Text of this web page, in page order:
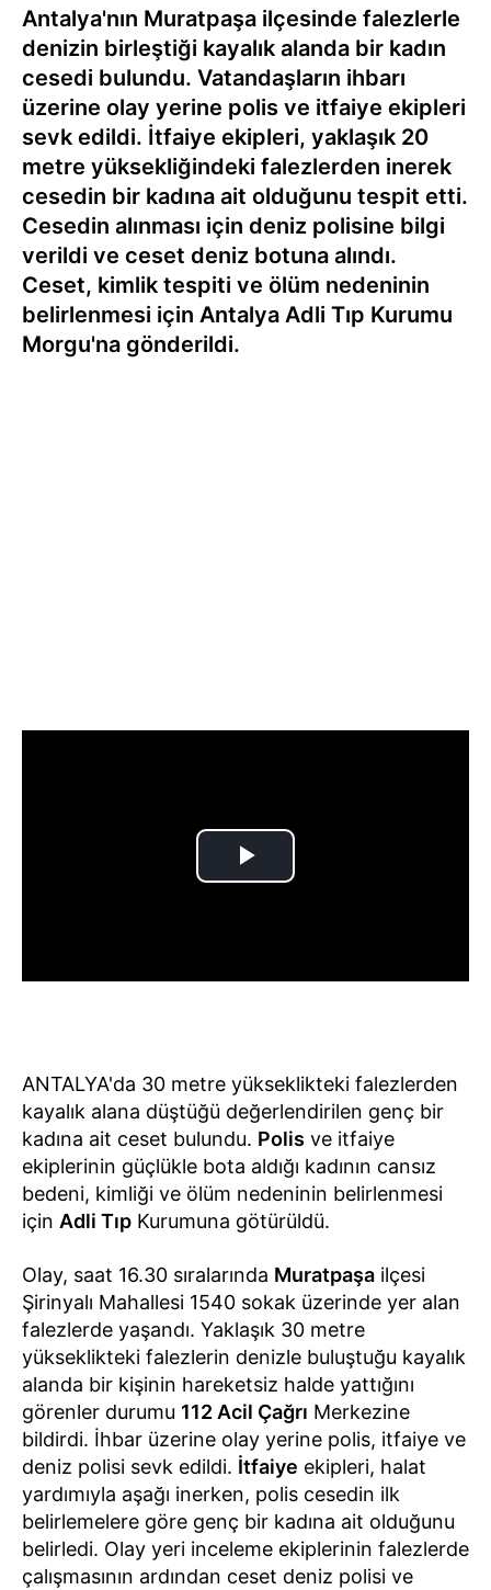
Antalya'nın Muratpaşa ilçesinde falezlerle
denizin birleştiği kayalık alanda bir kadın
cesedi bulundu. Vatandaşların ihbarı
üzerine olay yerine polis ve itfaiye ekipleri
sevk edildi. İtfaiye ekipleri, yaklaşık 20
metre yüksekliğindeki falezlerden inerek
cesedin bir kadına ait olduğunu tespit etti.
Cesedin alınması için deniz polisine bilgi
verildi ve ceset deniz botuna alındı.
Ceset, kimlik tespiti ve ölüm nedeninin
belirlenmesi için Antalya Adli Tıp Kurumu
Morgu'na gönderildi.
ANTALYA'da 30 metre yükseklikteki falezlerden
kayalık alana düştüğü değerlendirilen genç bir
kadına ait ceset bulundu. Polis ve itfaiye
ekiplerinin güçlükle bota aldığı kadının cansız
bedeni, kimliği ve ölüm nedeninin belirlenmesi
için Adli Tıp Kurumuna götürüldü.
Olay, saat 16.30 sıralarında Muratpaşa ilçesi
Şirinyalı Mahallesi 1540 sokak üzerinde yer alan
falezlerde yaşandı. Yaklaşık 30 metre
yükseklikteki falezlerin denizle buluştuğu kayalık
alanda bir kişinin hareketsiz halde yattığını
görenler durumu 112 Acil Çağrı Merkezine
bildirdi. İhbar üzerine olay yerine polis, itfaiye ve
deniz polisi sevk edildi. İtfaiye ekipleri, halat
yardımıyla aşağı inerken, polis cesedin ilk
belirlemelere göre genç bir kadına ait olduğunu
belirledi. Olay yeri inceleme ekiplerinin falezlerde
çalışmasının ardından ceset deniz polisi ve